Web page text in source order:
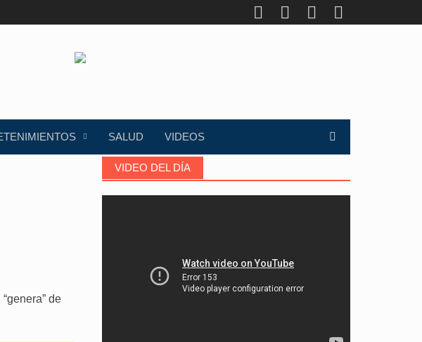
SALUD VIDEOS
de
VIDEO DEL DÍA